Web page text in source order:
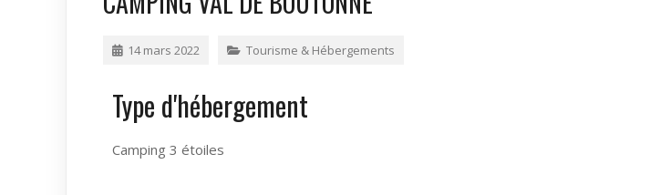
14 mars 2022 Tourisme & Hébergements
Type d'hébergement
Camping 3 étoiles